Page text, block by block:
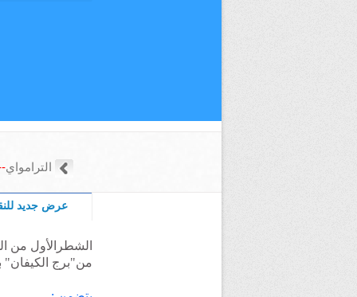
الترامواي
عرض جديد
الشطرالأول من
من"برج الكيفان"